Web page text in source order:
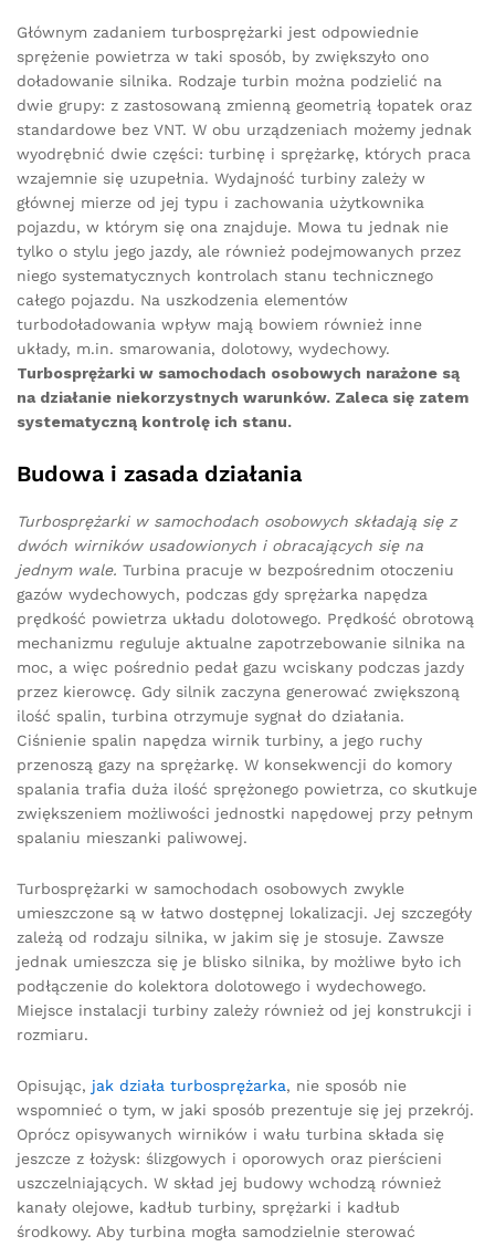
Głównym zadaniem turbosprężarki jest odpowiednie
sprężenie powietrza w taki sposób, by zwiększyło ono
doładowanie silnika. Rodzaje turbin można podzielić na
dwie grupy: z zastosowaną zmienną geometrią łopatek oraz
standardowe bez VNT. W obu urządzeniach możemy jednak
wyodrębnić dwie części: turbinę i sprężarkę, których praca
wzajemnie się uzupełnia. Wydajność turbiny zależy w
głównej mierze od jej typu i zachowania użytkownika
pojazdu, w którym się ona znajduje. Mowa tu jednak nie
tylko o stylu jego jazdy, ale również podejmowanych przez
niego systematycznych kontrolach stanu technicznego
całego pojazdu. Na uszkodzenia elementów
turbodoładowania wpływ mają bowiem również inne
układy, m.in. smarowania, dolotowy, wydechowy.
Turbosprężarki w samochodach osobowych narażone są
na działanie niekorzystnych warunków. Zaleca się zatem
systematyczną kontrolę ich stanu.
Budowa i zasada działania
Turbosprężarki w samochodach osobowych składają się z
dwóch wirników usadowionych i obracających się na
jednym wale. Turbina pracuje w bezpośrednim otoczeniu
gazów wydechowych, podczas gdy sprężarka napędza
prędkość powietrza układu dolotowego. Prędkość obrotową
mechanizmu reguluje aktualne zapotrzebowanie silnika na
moc, a więc pośrednio pedał gazu wciskany podczas jazdy
przez kierowcę. Gdy silnik zaczyna generować zwiększoną
ilość spalin, turbina otrzymuje sygnał do działania.
Ciśnienie spalin napędza wirnik turbiny, a jego ruchy
przenoszą gazy na sprężarkę. W konsekwencji do komory
spalania trafia duża ilość sprężonego powietrza, co skutkuje
zwiększeniem możliwości jednostki napędowej przy pełnym
spalaniu mieszanki paliwowej.
Turbosprężarki w samochodach osobowych zwykle
umieszczone są w łatwo dostępnej lokalizacji. Jej szczegóły
zależą od rodzaju silnika, w jakim się je stosuje. Zawsze
jednak umieszcza się je blisko silnika, by możliwe było ich
podłączenie do kolektora dolotowego i wydechowego.
Miejsce instalacji turbiny zależy również od jej konstrukcji i
rozmiaru.
Opisując, jak działa turbosprężarka, nie sposób nie
wspomnieć o tym, w jaki sposób prezentuje się jej przekrój.
Oprócz opisywanych wirników i wału turbina składa się
jeszcze z łożysk: ślizgowych i oporowych oraz pierścieni
uszczelniających. W skład jej budowy wchodzą również
kanały olejowe, kadłub turbiny, sprężarki i kadłub
środkowy. Aby turbina mogła samodzielnie sterować